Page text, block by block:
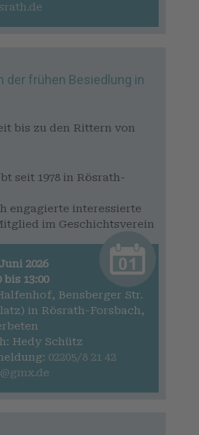
der frühen Besiedlung in
bis zu den Rittern von
seit 1978 in Rösrath-
engagierte interessierte
im Geschichtsverein
2026
13:00
Bensberger Str.
in Rösrath-Forsbach,
Hedy Schütz
02205/8 21 42